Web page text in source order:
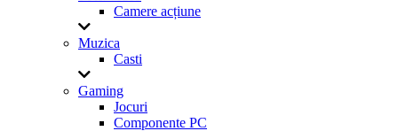
Camere acțiune
Muzica
Casti
Gaming
Jocuri
Componente PC